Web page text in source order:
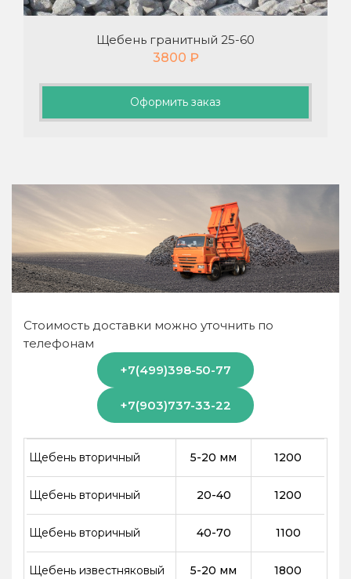
Щебень гранитный 25-60
3800 ₽
Оформить заказ
Стоимость доставки можно уточнить по
телефонам
+7(499)398-50-77
+7(903)737-33-22
Щебень вторичный 5-20 мм 1200
Щебень вторичный 20-40 1200
Щебень вторичный 40-70 1100
Щебень известняковый 5-20 мм 1800